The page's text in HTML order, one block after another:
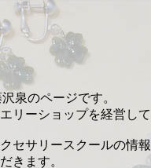
泉のページです。
リーショップを経営し
セサリースクールの情
きます。